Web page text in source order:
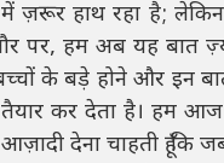
हाथ रहा है; लेकिन
पर, हम अब यह बात
के बड़े होने और इन
कर देता है। हम
देना चाहती हूँ कि